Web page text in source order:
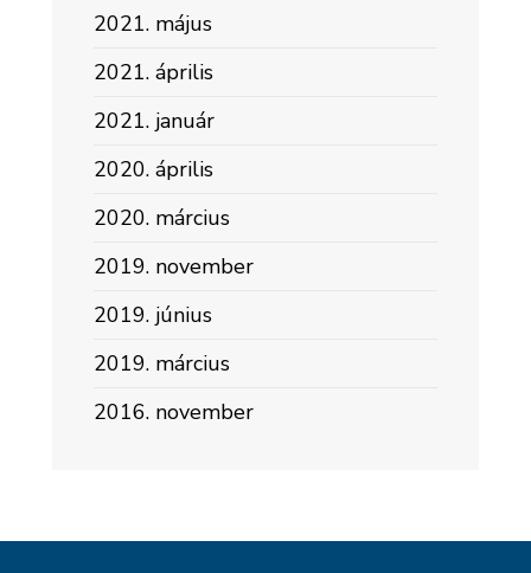
2021. május
2021. április
2021. január
2020. április
2020. március
2019. november
2019. június
2019. március
2016. november